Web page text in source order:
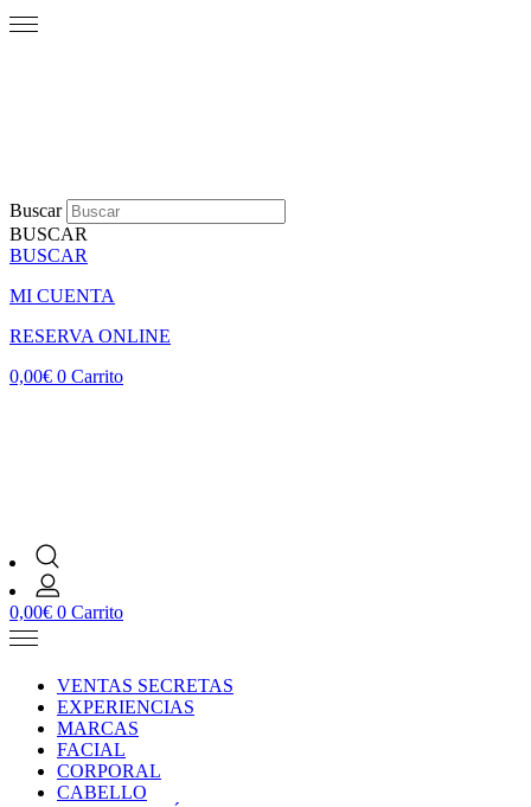
Buscar
BUSCAR
BUSCAR
MI CUENTA
RESERVA ONLINE
0,00€ 0 Carrito
0,00€ 0 Carrito
VENTAS SECRETAS
EXPERIENCIAS
MARCAS
FACIAL
CORPORAL
CABELLO